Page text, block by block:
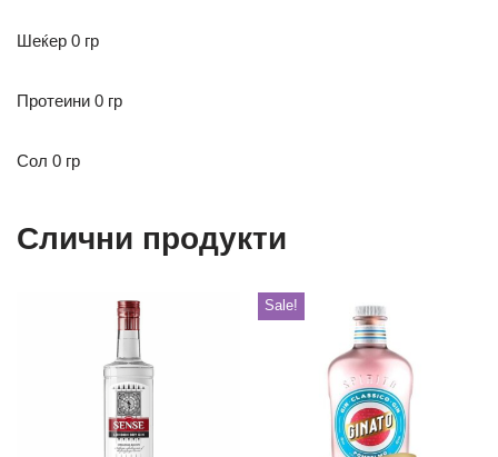
Шеќер 0 гр
Протеини 0 гр
Сол 0 гр
Слични продукти
Sale!